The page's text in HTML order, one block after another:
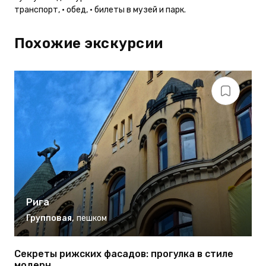
транспорт, • обед, • билеты в музей и парк.
Похожие экскурсии
Рига
Групповая, пешком
Секреты рижских фасадов: прогулка в стиле